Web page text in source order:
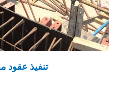
تنفيذ عقود مقاولات